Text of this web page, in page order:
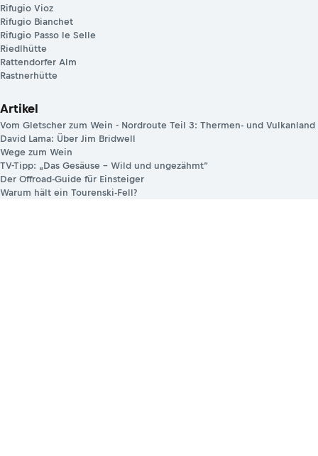
Rifugio Vioz
Rifugio Bianchet
Rifugio Passo le Selle
Riedlhütte
Rattendorfer Alm
Rastnerhütte
Artikel
Vom Gletscher zum Wein - Nordroute Teil 3: Thermen- und Vulkanland
David Lama: Über Jim Bridwell
Wege zum Wein
TV-Tipp: „Das Gesäuse – Wild und ungezähmt“
Der Offroad-Guide für Einsteiger
Warum hält ein Tourenski-Fell?